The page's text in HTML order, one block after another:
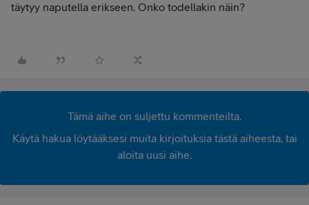
täytyy naputella erikseen. Onko todellakin näin?
Tämä aihe on suljettu kommenteilta.
Käytä hakua löytääksesi muita kirjoituksia tästä aiheesta, tai
aloita uusi aihe.